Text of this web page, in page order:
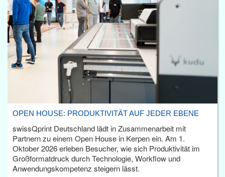
OPEN HOUSE: PRODUKTIVITÄT AUF JEDER EBENE
swissQprint Deutschland lädt in Zusammenarbeit mit
Partnern zu einem Open House in Kerpen ein. Am 1.
Oktober 2026 erleben Besucher, wie sich Produktivität im
Großformatdruck durch Technologie, Workflow und
Anwendungskompetenz steigern lässt.